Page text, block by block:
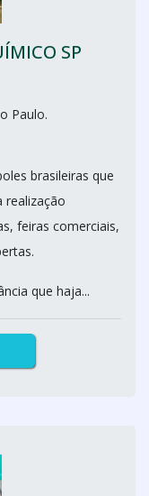
SP
Paulo.
brasileiras que
realização
feiras comerciais,
que haja...